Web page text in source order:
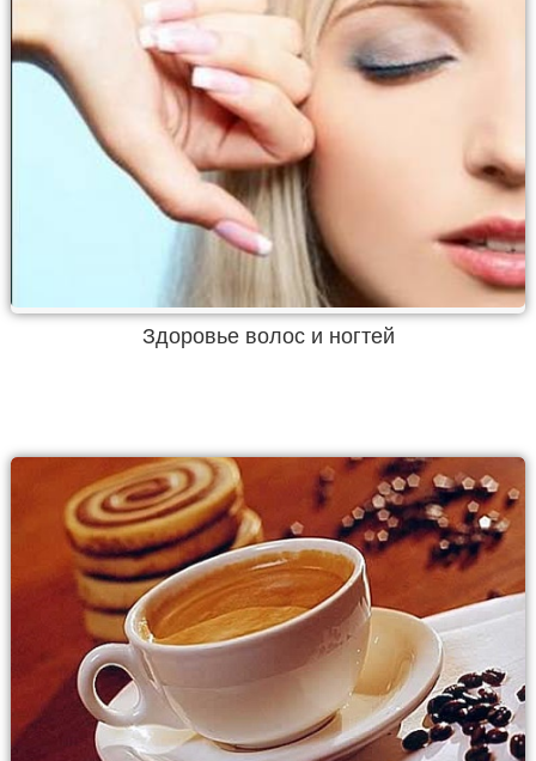
Здоровье волос и ногтей